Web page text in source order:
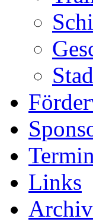
Links
Archiv